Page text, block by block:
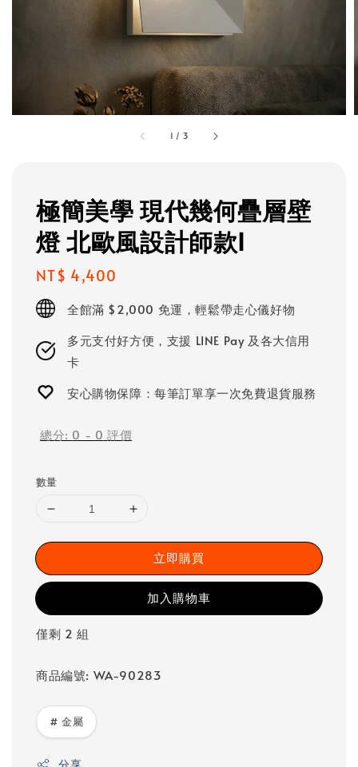
1 / 3
極簡美學 現代幾何疊層壁
燈 北歐風設計師款I
Regular
price
NT$ 4,400
全館滿 $2,000 免運，輕鬆帶走心儀好物
多元支付好方便，支援 LINE Pay 及各大信用
卡
安心購物保障：每筆訂單享一次免費退貨服務
總分: 0 - 0 評價
數量
立即購買
加入購物車
僅剩 2 組
商品編號: WA-90283
# 金屬